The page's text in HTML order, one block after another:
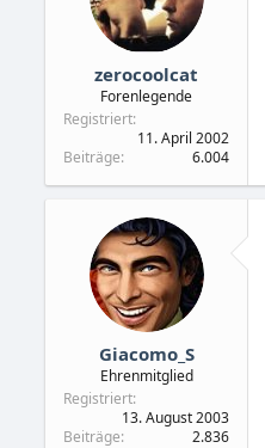
zerocoolcat
Forenlegende
Registriert
11. April 2002
Beiträge
6.004
Giacomo_S
Ehrenmitglied
Registriert
13. August 2003
Beiträge
2.836